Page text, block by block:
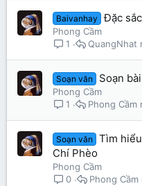
Baivanhay Đặc
Phong Cầm
1
QuangNhat
Soạn văn Soạn
Phong Cầm
1
Phong Cầm
Soạn văn
Tìm
Chí Phèo
Phong Cầm
0
Phong Cầm